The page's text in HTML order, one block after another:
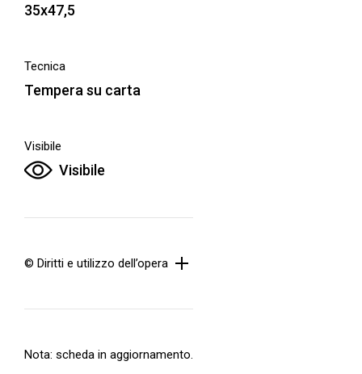
35x47,5
Tecnica
Tempera su carta
Visibile
Visibile
© Diritti e utilizzo dell’opera
Nota: scheda in aggiornamento.